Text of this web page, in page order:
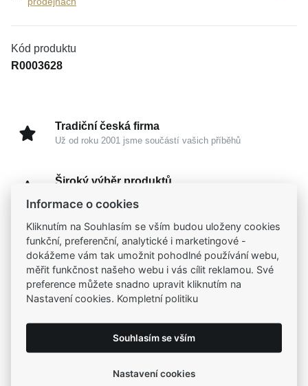
Kód produktu
R0003628
Tradiční česká firma
Už od roku 2001 jsme součástí vašich příběhů
Široký výběr produktů
Garance vysoké kvality
Certifikáty původu a kvality k vybraným šperkům
Kamenné prodejny
Zastavte se do jedné z našich 4 prodejen
Informace o cookies
Kliknutím na Souhlasím se vším budou uloženy cookies
funkční, preferenční, analytické i marketingové -
dokážeme vám tak umožnit pohodlné používání webu,
měřit funkčnost našeho webu i vás cílit reklamou. Své
preference můžete snadno upravit kliknutím na
Nastavení cookies. Kompletní politiku
Souhlasím se vším
Nastavení cookies